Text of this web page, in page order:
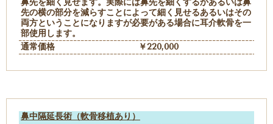
鼻先を細く見せます。実際には鼻先を細くするかあるいは鼻
先の横の部分を減らすことによって細く見せるあるいはその
両方ということになりますが必要がある場合に耳介軟骨を一
部使用します。
通常価格
￥220,000
鼻中隔延長術（軟骨移植あり）